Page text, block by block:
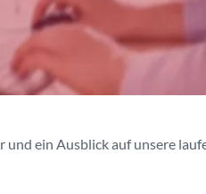
und ein Ausblick auf unsere